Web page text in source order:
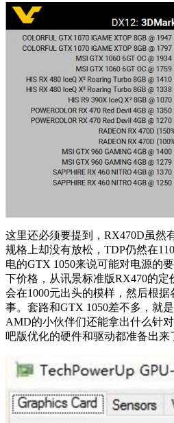
这里还必须要提到，RX470D虽然
规格上却没有放松，TDP仍然在
电的GTX 1050来说可能对电源的
下价格，从讯景标准版RX470的
会在1000元出头的模样，然后根
事。套路和GTX 1050差不多，就
AMD的小伙伴们还能拿出什么针
吧版优化的硬件和驱动都准备出来